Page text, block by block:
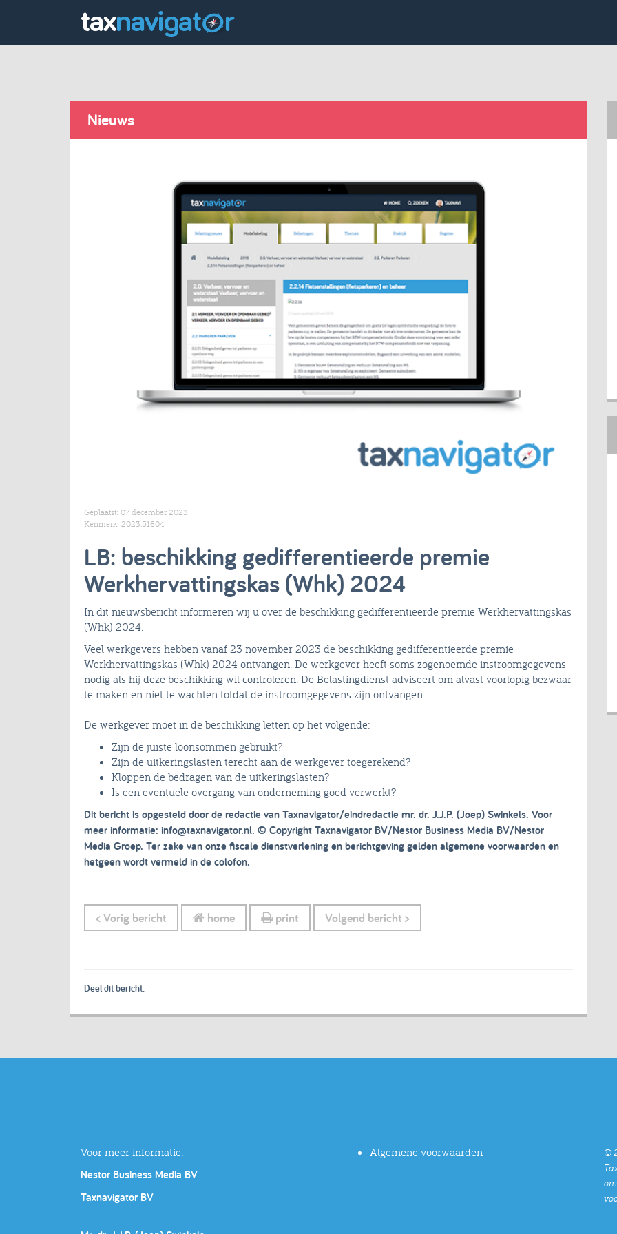
Nieuws
Geplaatst: 07 december 2023
Kenmerk: 2023.51604
LB: beschikking gedifferentieerde premie
Werkhervattingskas (Whk) 2024
In dit nieuwsbericht informeren wij u over de beschikking gedifferentieerde premie Werkhervattingskas
(Whk) 2024.
Veel werkgevers hebben vanaf 23 november 2023 de beschikking gedifferentieerde premie
Werkhervattingskas (Whk) 2024 ontvangen. De werkgever heeft soms zogenoemde instroomgegevens
nodig als hij deze beschikking wil controleren. De Belastingdienst adviseert om alvast voorlopig bezwaar
te maken en niet te wachten totdat de instroomgegevens zijn ontvangen.
De werkgever moet in de beschikking letten op het volgende:
Zijn de juiste loonsommen gebruikt?
Zijn de uitkeringslasten terecht aan de werkgever toegerekend?
Kloppen de bedragen van de uitkeringslasten?
Is een eventuele overgang van onderneming goed verwerkt?
Dit bericht is opgesteld door de redactie van Taxnavigator/eindredactie mr. dr. J.J.P. (Joep) Swinkels. Voor
meer informatie: info@taxnavigator.nl. © Copyright Taxnavigator BV/Nestor Business Media BV/Nestor
Media Groep. Ter zake van onze fiscale dienstverlening en berichtgeving gelden algemene voorwaarden en
hetgeen wordt vermeld in de colofon.
< Vorig bericht home print Volgend bericht >
Deel dit bericht:
Voor meer informatie:
Nestor Business Media BV
Taxnavigator BV
Algemene voorwaarden
©